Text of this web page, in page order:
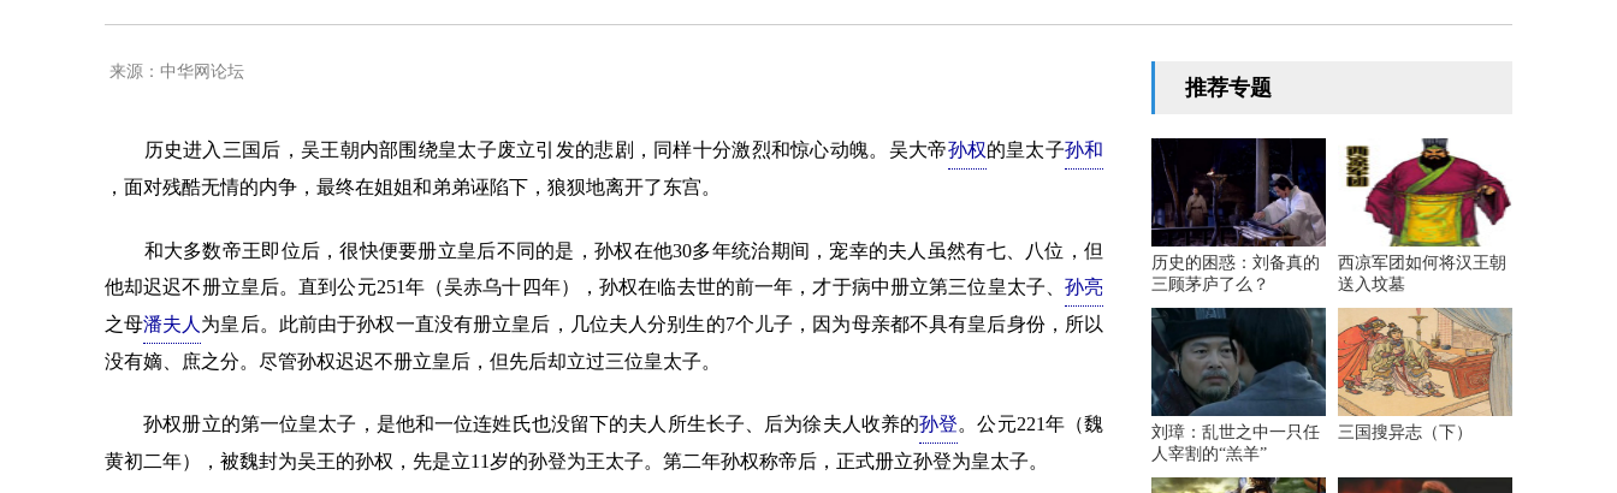
来源：中华网论坛
历史进入三国后，吴王朝内部围绕皇太子废立引发的悲剧，同样十分激烈和惊心动魄。吴大帝孙权的皇太子孙和
，面对残酷无情的内争，最终在姐姐和弟弟诬陷下，狼狈地离开了东宫。
和大多数帝王即位后，很快便要册立皇后不同的是，孙权在他30多年统治期间，宠幸的夫人虽然有七、八位，但
他却迟迟不册立皇后。直到公元251年（吴赤乌十四年），孙权在临去世的前一年，才于病中册立第三位皇太子、 孙亮
之母潘夫人 为皇后。此前由于孙权一直没有册立皇后，几位夫人分别生的7个儿子，因为母亲都不具有皇后身份，所以
没有嫡、庶之分。尽管孙权迟迟不册立皇后，但先后却立过三位皇太子。
孙权册立的第一位皇太子，是他和一位连姓氏也没留下的夫人所生长子、后为徐夫人收养的孙登。公元221年（魏
黄初二年），被魏封为吴王的孙权，先是立11岁的孙登为王太子。第二年孙权称帝后，正式册立孙登为皇太子。
推荐专题
历史的困惑：刘备真的
三顾茅庐了么？
西凉军团如何将汉王朝
送入坟墓
刘璋：乱世之中一只任
人宰割的“羔羊”
三国搜异志（下）